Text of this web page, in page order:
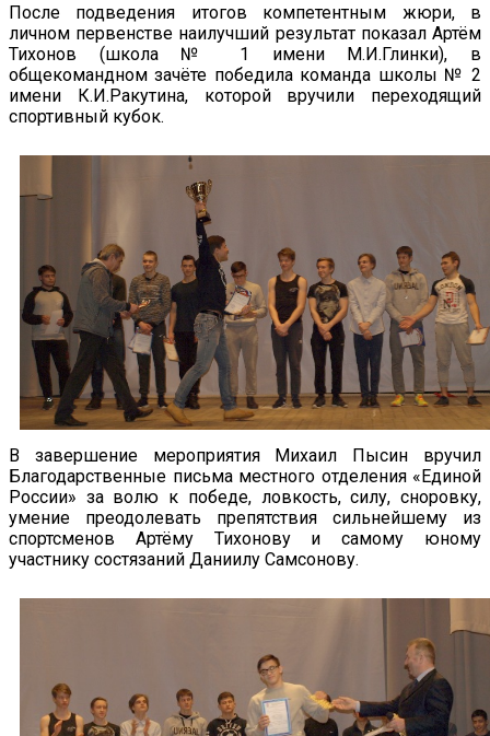
После подведения итогов компетентным жюри, в
личном первенстве наилучший результат показал Артём
Тихонов (школа № 1 имени М.И.Глинки), в
общекомандном зачёте победила команда школы № 2
имени К.И.Ракутина, которой вручили переходящий
спортивный кубок.
В завершение мероприятия Михаил Пысин вручил
Благодарственные письма местного отделения «Единой
России» за волю к победе, ловкость, силу, сноровку,
умение преодолевать препятствия сильнейшему из
спортсменов Артёму Тихонову и самому юному
участнику состязаний Даниилу Самсонову.